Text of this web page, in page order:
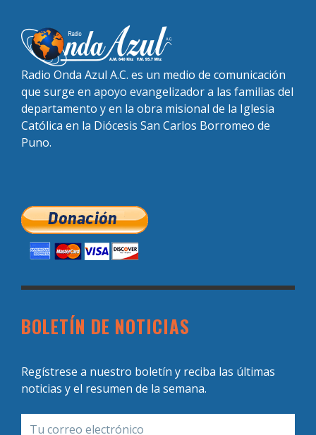
Radio Onda Azul A.C. es un medio de comunicación
que surge en apoyo evangelizador a las familias del
departamento y en la obra misional de la Iglesia
Católica en la Diócesis San Carlos Borromeo de
Puno.
BOLETÍN DE NOTICIAS
Regístrese a nuestro boletín y reciba las últimas
noticias y el resumen de la semana.